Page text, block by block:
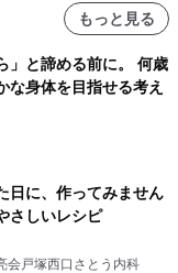
もっと見る
」と諦める前に。 何歳
な身体を目指せる考え
日に、作ってみません
さしいレシピ
会戸塚西口さとう内科